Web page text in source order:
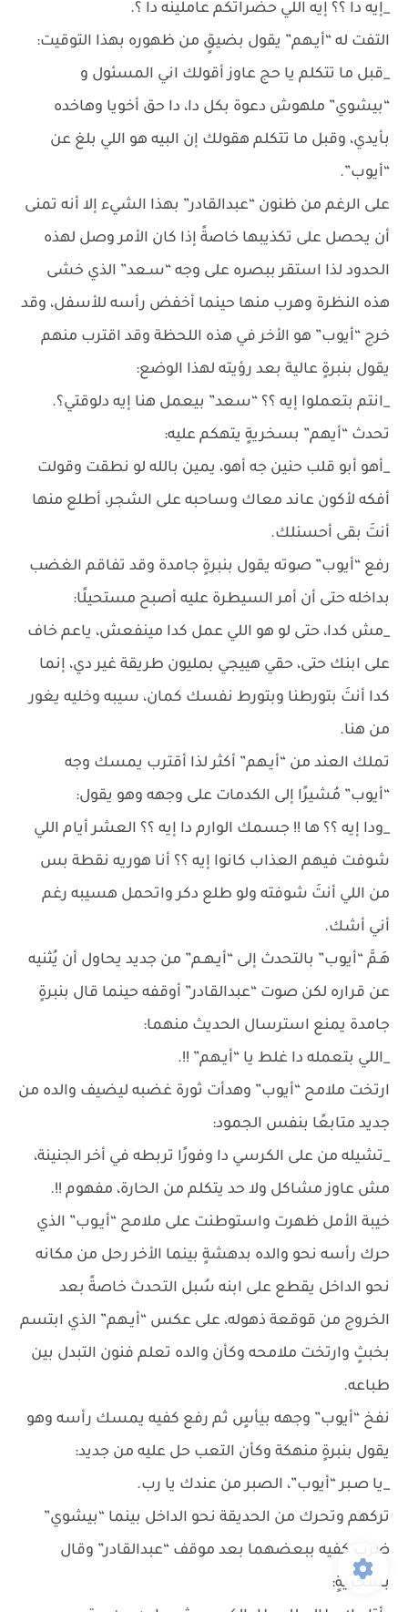
_إيه دا ؟؟ إيه اللي حضراتكم عاملينه دا ؟.
التفت له “أيـهم” يقول بضيقٍ من ظهوره بهذا التوقيت:
_قبل ما تتكلم يا حج عاوز أقولك اني المسئول و
“بيشوي” ملهوش دعوة بكل دا، دا حق أخويا وهاخده
بأيدي، وقبل ما تتكلم هقولك إن البيه هو اللي بلغ عن
“أيوب”.
على الرغم من ظنون “عبدالقادر” بهذا الشيء إلا أنه تمنى
أن يحصل على تكذيبها خاصةً إذا كان الأمر وصل لهذه
الحدود لذا استقر ببصره على وجه “سـعد” الذي خشى
هذه النظرة وهرب منها حينما أخفض رأسه للأسفل، وقد
خرج “أيوب” هو الأخر في هذه اللحظة وقد اقترب منهم
يقول بنبرةٍ عالية بعد رؤيته لهذا الوضع:
_انتم بتعملوا إيه ؟؟ “سعد” بيعمل هنا إيه دلوقتي؟.
تحدث “أيهم” بسخريةٍ يتهكم عليه:
_أهو أبو قلب حنين جه أهو، يمين بالله لو نطقت وقولت
أفكه لأكون عاند معاك وساحبه على الشجر، أطلع منها
أنتَ بقى أحسنلك.
رفع “أيوب” صوته يقول بنبرةٍ جامدة وقد تفاقم الغضب
بداخله حتى أن أمر السيطرة عليه أصبح مستحيلًا:
_مش كدا، حتى لو هو اللي عمل كدا مينفعش، ياعم خاف
على ابنك حتى، حقي هييجي بمليون طريقة غير دي، إنما
كدا أنتَ بتورطنا وبتورط نفسك كمان، سيبه وخليه يغور
من هنا.
تملك العند من “أيـهم” أكثر لذا أقترب يمسك وجه
“أيوب” مُشيرًا إلى الكدمات على وجهه وهو يقول:
_ودا إيه ؟؟ ها !! جسمك الوارم دا إيه ؟؟ العشر أيام اللي
شوفت فيهم العذاب كانوا إيه ؟؟ أنا هوريه نقطة بس
من اللي أنتَ شوفته ولو طلع دكر واتحمل هسيبه رغم
أني أشك.
هَـمَّ “أيوب” بالتحدث إلى “أيـهـم” من جديد يحاول أن يُثنيه
عن قراره لكن صوت “عبدالقادر” أوقفه حينما قال بنبرةٍ
جامدة يمنع استرسال الحديث منهما:
_اللي بتعمله دا غلط يا “أيـهم” !!.
ارتخت ملامح “أيوب” وهدأت ثورة غضبه ليضيف والده من
جديد متابعًا بنفس الجمود:
_تشيله من على الكرسي دا وفورًا تربطه في أخر الجنينة،
مش عاوز مشاكل ولا حد يتكلم من الحارة، مفهوم !!.
خيبة الأمل ظهرت واستوطنت على ملامح “أيـوب” الذي
حرك رأسه نحو والده بدهشةٍ بينما الأخر رحل من مكانه
نحو الداخل يقطع على ابنه سُبل التحدث خاصةً بعد
الخروج من قوقعة ذهوله، على عكس “أيـهم” الذي ابتسم
بخبثٍ وارتخت ملامحه وكأن والده تعلم فنون التبدل بين
طباعه.
نفخ “أيوب” وجهه بيأسٍ ثم رفع كفيه يمسك رأسه وهو
يقول بنبرةٍ منهكة وكأن التعب حل عليه من جديد:
_يا صـبر “أيوب”، الصبر من عندك يا رب.
تركهم وتحرك من الحديقة نحو الداخل بينما “بيشوي”
ضرب كفيه ببعضهما بعد موقف “عبدالقادر” وقال
بسخريةٍ: